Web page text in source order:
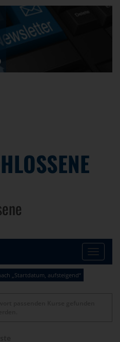
Toggle
„Startdatum, aufsteigend“